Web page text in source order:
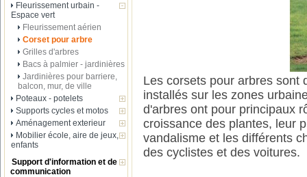
Fleurissement urbain -
Espace vert
Fleurissement aérien
Corset pour arbre
Grilles d'arbres
Bacs à palmier - jardinières
Jardinières pour barriere,
balcon, mur, de ville
Poteaux - potelets
Supports cycles et motos
Aménagement exterieur
Mobilier école, aire de jeux,
enfants
Support d'information et de
communication
Les corsets pour arbres sont
installés sur les zones
d'arbres ont pour principaux
croissance des plantes, leur
vandalisme et les différents
des cyclistes et des voitures.